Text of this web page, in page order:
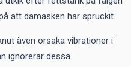
att damasken har spruckit.
även orsaka vibrationer i
ignorerar dessa